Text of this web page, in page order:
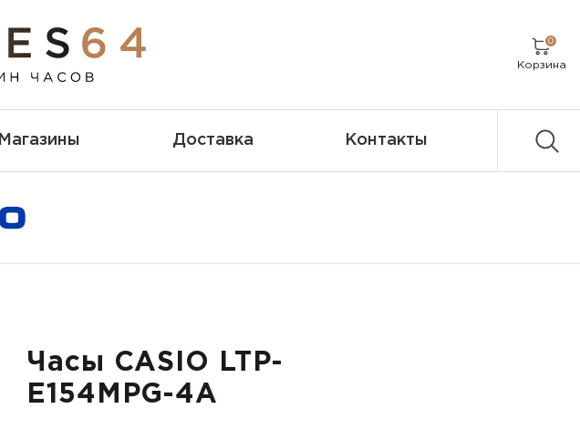
0
Корзина
Магазины Доставка Контакты
Часы CASIO LTP-
E154MPG-4A